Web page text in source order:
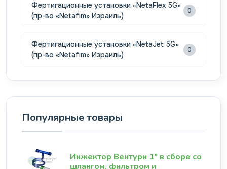
Фертигационные установки «NetaFlex 5G»
(пр-во «Netafim» Израиль)
0
Фертигационные установки «NetaJet 5G»
(пр-во «Netafim» Израиль)
0
Популярные товары
Инжектор Вентури 1" в сборе со
шлангом, фильтром и